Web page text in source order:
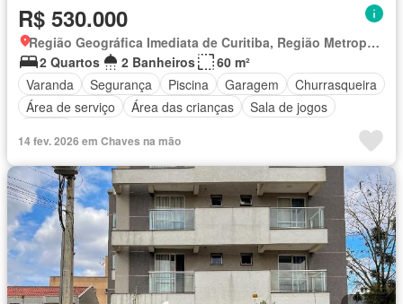
R$ 530.000
Região Geográfica Imediata de Curitiba, Região Metropolitana de Curitiba
2 Quartos
2 Banheiros
60 m²
Varanda
Segurança Piscina Garagem
Churrasqueira
Área de serviço
Área das crianças
Sala de jogos
14 fev. 2026 em Chaves na mão